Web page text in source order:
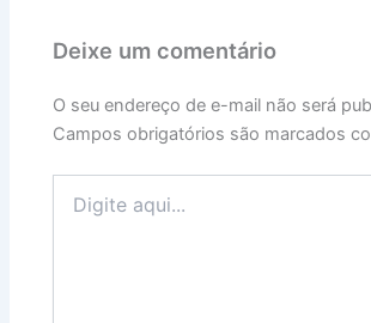
Deixe um comentário
O seu endereço de e-mail não será
Campos obrigatórios são marcados
aqui...